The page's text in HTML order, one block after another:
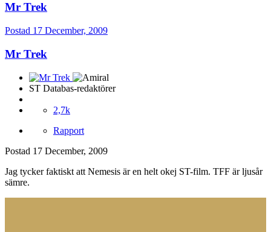
Mr Trek
Postad 17 December, 2009
Mr Trek
ST Databas-redaktörer
2,7k
Rapport
Postad 17 December, 2009
Jag tycker faktiskt att Nemesis är en helt okej ST-film. TFF är ljusår
sämre.